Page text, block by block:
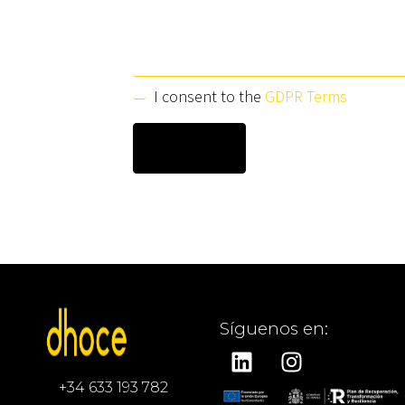
I consent to the GDPR Terms
+34 633 193 782
Síguenos en: